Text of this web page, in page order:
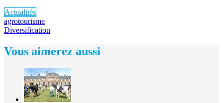
Actualités
agrotourisme
Diversification
Vous aimerez aussi